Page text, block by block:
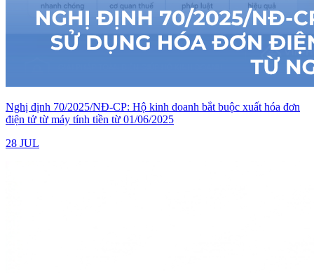
Nghị định 70/2025/NĐ-CP: Hộ kinh doanh bắt buộc xuất hóa đơn
điện tử từ máy tính tiền từ 01/06/2025
28 JUL